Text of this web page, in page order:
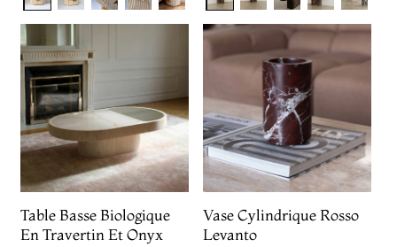
Table Basse Biologique
En Travertin Et Onyx
Vase Cylindrique Rosso
Levanto